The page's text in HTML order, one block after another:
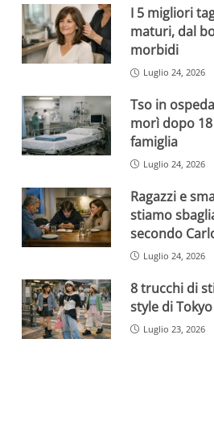
I 5 migliori
maturi, dal
morbidi
Luglio 24, 2026
Tso in
morì dopo
famiglia
Luglio 24, 2026
Ragazzi e
stiamo
secondo
Luglio 24, 2026
8 trucchi di
style di
Luglio 23, 2026